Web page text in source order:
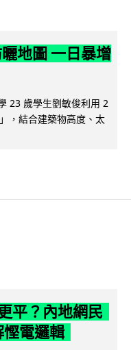
地圖 一日暴增
23 歲學生劉敏俊利用 2
，結合建築物高度、太
平？內地網民
慳電邏輯